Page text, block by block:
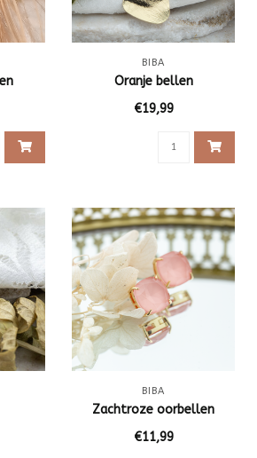
BIBA
Oranje bellen
€19,99
BIBA
Zachtroze oorbellen
€11,99